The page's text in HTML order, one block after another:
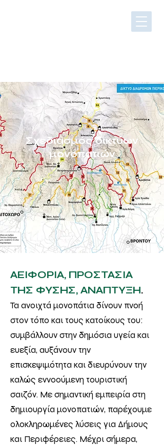
Σχεδιασμός δικτύων
μονοπατιών
ΑΕΙΦΟΡΙΑ, ΠΡΟΣΤΑΣΙΑ
ΤΗΣ ΦΥΣΗΣ, ΑΝΑΠΤΥΞΗ.
Τα ανοιχτά μονοπάτια δίνουν πνοή
στον τόπο και τους κατοίκους του:
συμβάλλουν στην δημόσια υγεία και
ευεξία, αυξάνουν την
επισκεψιμότητα και διευρύνουν την
καλώς εννοούμενη τουριστική
σαιζόν. Με σημαντική εμπειρία στη
δημιουργία μονοπατιών, παρέχουμε
ολοκληρωμένες λύσεις για Δήμους
και Περιφέρειες. Μέχρι σήμερα,